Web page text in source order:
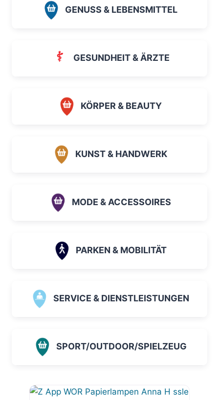
GENUSS & LEBENSMITTEL
GESUNDHEIT & ÄRZTE
KÖRPER & BEAUTY
KUNST & HANDWERK
MODE & ACCESSOIRES
PARKEN & MOBILITÄT
SERVICE & DIENSTLEISTUNGEN
SPORT/OUTDOOR/SPIELZEUG